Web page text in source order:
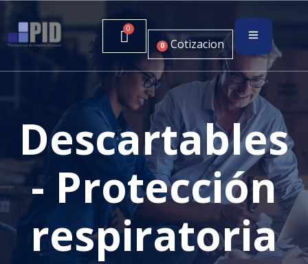
0 Cotizacion
Descartables
- Protección
respiratoria